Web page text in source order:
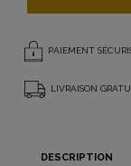
PAIEMENT
LIVRAISON
DESCRIPTION